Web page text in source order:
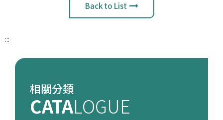
Back to List
:::
相關分類
CATALOGUE